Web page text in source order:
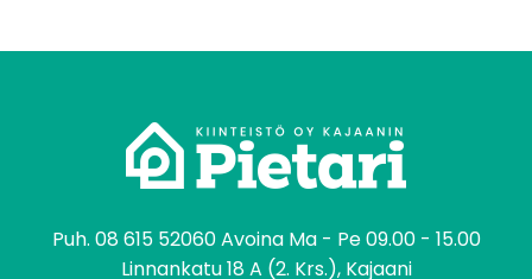
Puh. 08 615 52060Avoina Ma - Pe 09.00 - 15.00
Linnankatu 18 A (2. Krs.), Kajaani